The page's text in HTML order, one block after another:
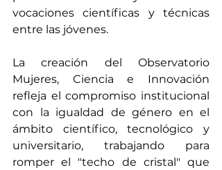
vocaciones científicas y técnicas
entre las jóvenes. ​
La creación del Observatorio
Mujeres, Ciencia e Innovación
refleja el compromiso institucional
con la igualdad de género en el
ámbito científico, tecnológico y
universitario, trabajando para
romper el "techo de cristal" que